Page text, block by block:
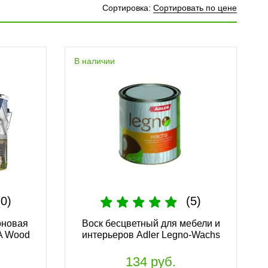
Adler
Масло Pullex Holzöl защитное, для
Сортировка: Сортировать по цене
Wood
В наличии
(5)
Воск бесцветный для мебели и
интерьеров Adler Legno-Wachs
134 руб.